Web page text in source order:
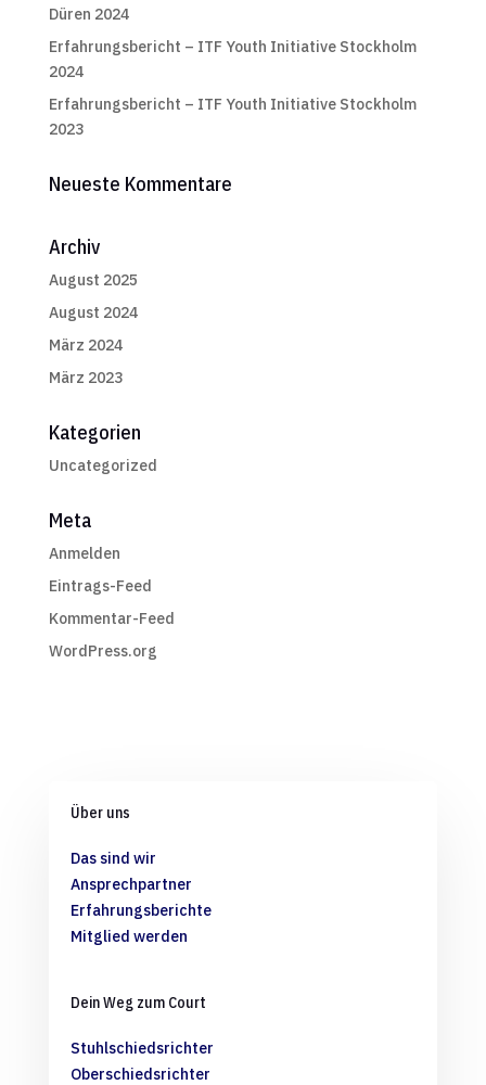
Düren 2024
Erfahrungsbericht – ITF Youth Initiative Stockholm
2024
Erfahrungsbericht – ITF Youth Initiative Stockholm
2023
Neueste Kommentare
Archiv
August 2025
August 2024
März 2024
März 2023
Kategorien
Uncategorized
Meta
Anmelden
Eintrags-Feed
Kommentar-Feed
WordPress.org
Über uns
Das sind wir
Ansprechpartner
Erfahrungsberichte
Mitglied werden
Dein Weg zum Court
Stuhlschiedsrichter
Oberschiedsrichter